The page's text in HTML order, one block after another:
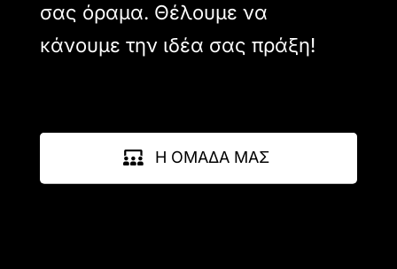
σας όραμα. Θέλουμε να
κάνουμε την ιδέα σας πράξη!
Η ΟΜΑΔΑ ΜΑΣ